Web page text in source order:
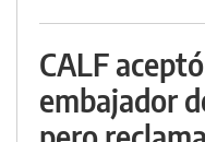
CALF
embajador